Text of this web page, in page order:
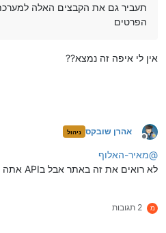
תעביר גם את הקבצים האלה
הפרטים
אין לי איפה זה נמצא??
מנותק
אהרן שובקס ניהול
@מאיר-האלוף
לא רואים את זה באתר אבל בAPI אתה כן רואה את זה
מ 2 תגובות